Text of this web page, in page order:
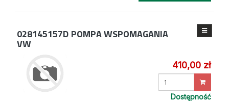
028145157D POMPA WSPOMAGANIA
VW
410,00 zł
Dostępność